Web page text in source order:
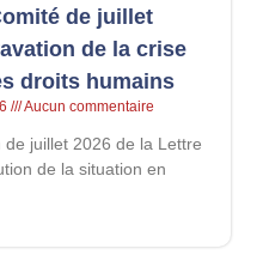
de juillet
de la crise
droits humains
Aucun commentaire
juillet 2026 de la Lettre
de la situation en